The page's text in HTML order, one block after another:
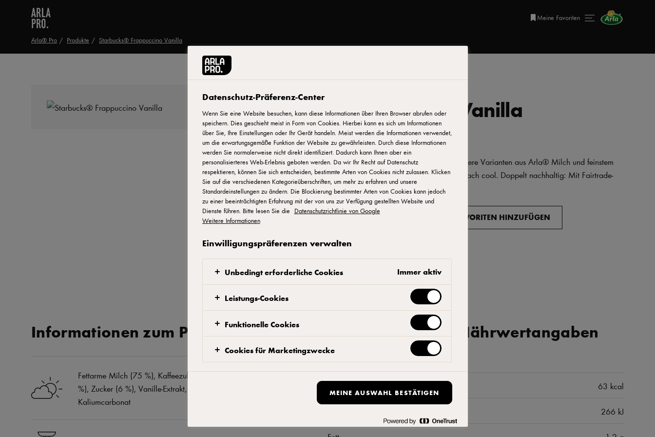
Meine Favoriten
Arla® Pro Produkte Starbucks® Frappuccino Vanilla
STARBUCKS®
Starbucks® Frappuccino Vanilla
ID: 590218
Starbucks® Chilled Coffee. Trendiger genuß, vieeel geschmack: 13 leckere Varianten aus Arla® Milch und feinstem
Arabica-Bohnen. Lifestyle: Starbucks® gilt als trendig, innovativ und einfach cool. Doppelt nachhaltig: Mit Fairtrade-
Kaffee in immer nachhaltigeren Verpackungen.
WO KANN MAN DAS PRODUKT KAUFEN? ZU FAVORITEN HINZUFÜGEN
Informationen zum Produkt
Fettarme Milch (75 %), Kaffeezubereitung (Wasser, Kaffee-Extrakt) (18,5
%), Zucker (6 %), Vanille-Extrakt, natürliches Aroma, Säureregulator:
Kaliumcarbonat
Durchschnittliche Nährwertangaben
pro 100 g
63 kcal
266 kJ
Datenschutz-Präferenz-Center
Wenn Sie eine Website besuchen, kann diese Informationen über Ihren Browser abrufen oder
speichern. Dies geschieht meist in Form von Cookies. Hierbei kann es sich um Informationen
über Sie, Ihre Einstellungen oder Ihr Gerät handeln. Meist werden die Informationen verwendet,
um die erwartungsgemäße Funktion der Website zu gewährleisten. Durch diese Informationen
werden Sie normalerweise nicht direkt identifiziert. Dadurch kann Ihnen aber ein
personalisierteres Web-Erlebnis geboten werden. Da wir Ihr Recht auf Datenschutz
respektieren, können Sie sich entscheiden, bestimmte Arten von Cookies nicht zulassen. Klicken
Sie auf die verschiedenen Kategorieüberschriften, um mehr zu erfahren und unsere
Standardeinstellungen zu ändern. Die Blockierung bestimmter Arten von Cookies kann jedoch
zu einer beeinträchtigten Erfahrung mit der von uns zur Verfügung gestellten Website und
Dienste führen. Bitte lesen Sie die
Datenschutzrichtlinie von Google
Weitere Informationen
Einwilligungspräferenzen verwalten
Unbedingt erforderliche Cookies Immer aktiv
Leistungs-Cookies
Funktionelle Cookies
Cookies für Marketingzwecke
MEINE AUSWAHL BESTÄTIGEN